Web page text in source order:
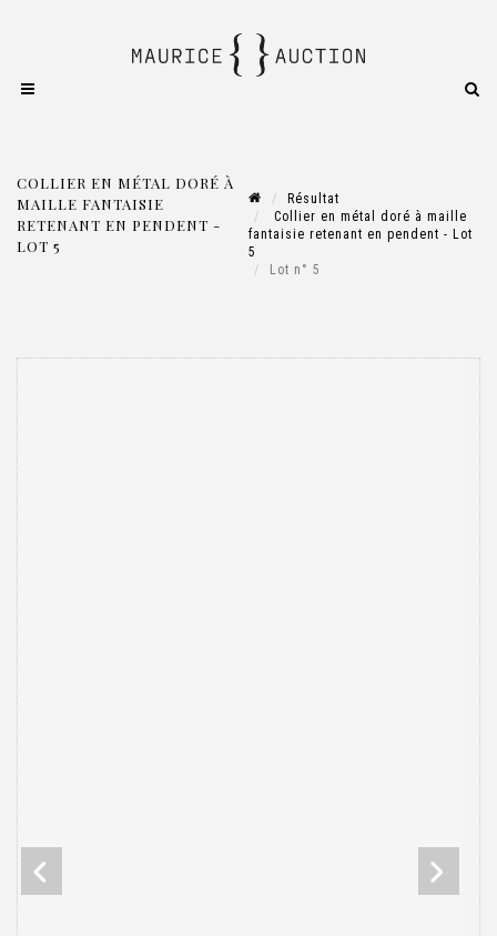
COLLIER EN MÉTAL DORÉ À
MAILLE FANTAISIE
RETENANT EN PENDENT -
LOT 5
Résultat
Collier en métal doré à maille
fantaisie retenant en pendent - Lot
5
Lot n° 5